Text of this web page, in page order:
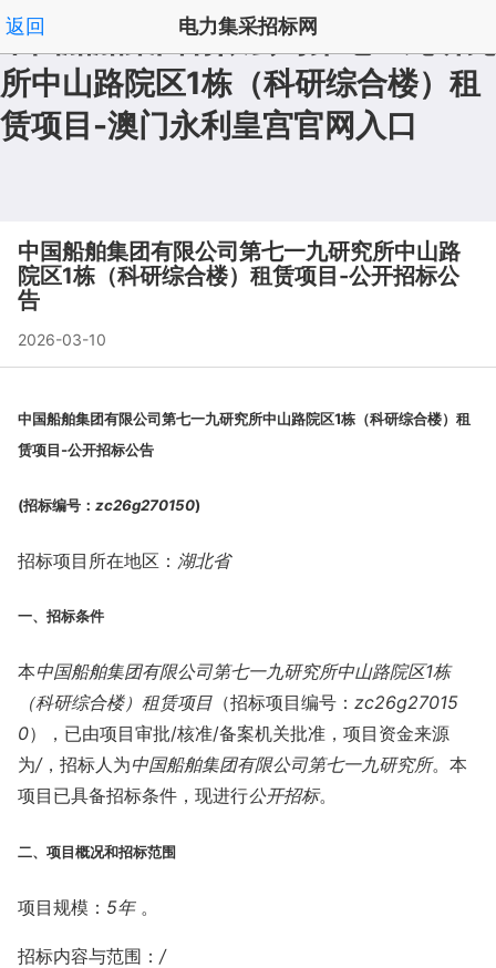
中国船舶集团有限公司第七一九研究
所中山路院区1栋（科研综合楼）租
赁项目-澳门永利皇宫官网入口
返回 电力集采招标网
招标公告澳门永利皇宫澳门永利皇宫官网入口官网入口
首页|频道列表', '取消');">
中国船舶集团有限公司第七一九研究所中山路
院区1栋（科研综合楼）租赁项目-公开招标公
告
2026-03-10
中国船舶集团有限公司第七一九研究所中山路院区1栋（科研综合楼）租
赁项目-公开招标公告
(招标编号： zc26g270150)
招标项目所在地区： 湖北省
一、招标条件
本中国船舶集团有限公司第七一九研究所中山路院区1栋
（科研综合楼）租赁项目 （招标项目编号： zc26g27015
0），已由项目审批/核准/备案机关批准，项目资金来源
为/，招标人为中国船舶集团有限公司第七一九研究所。本
项目已具备招标条件，现进行公开招标。
二、项目概况和招标范围
项目规模： 5年 。
招标内容与范围： /